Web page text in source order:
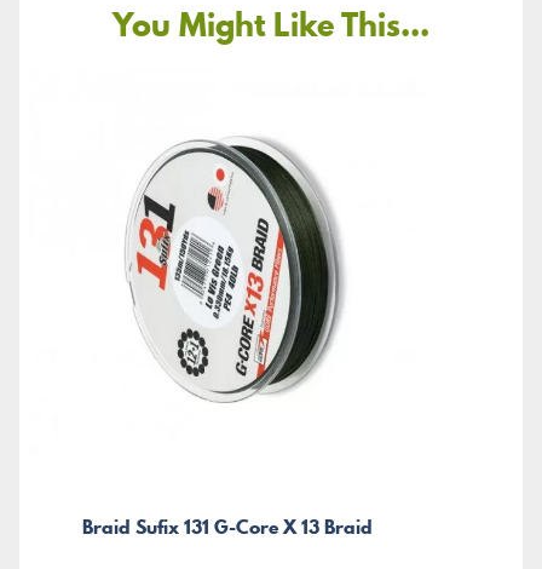
You Might Like This...
Braid Sufix 131 G-Core X 13 Braid